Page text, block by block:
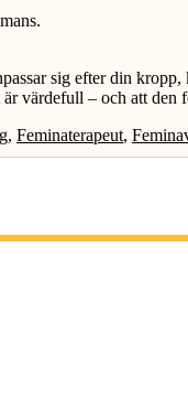
sig efter din
värdefull – och att den
, Feminaterapeut,